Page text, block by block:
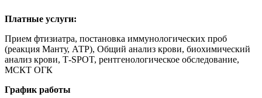
Платные услуги:
Прием фтизиатра, постановка иммунологических проб
(реакция Манту, АТР), Общий анализ крови, биохимический
анализ крови, Т-SPOT, рентгенологическое обследование,
МСКТ ОГК
График работы